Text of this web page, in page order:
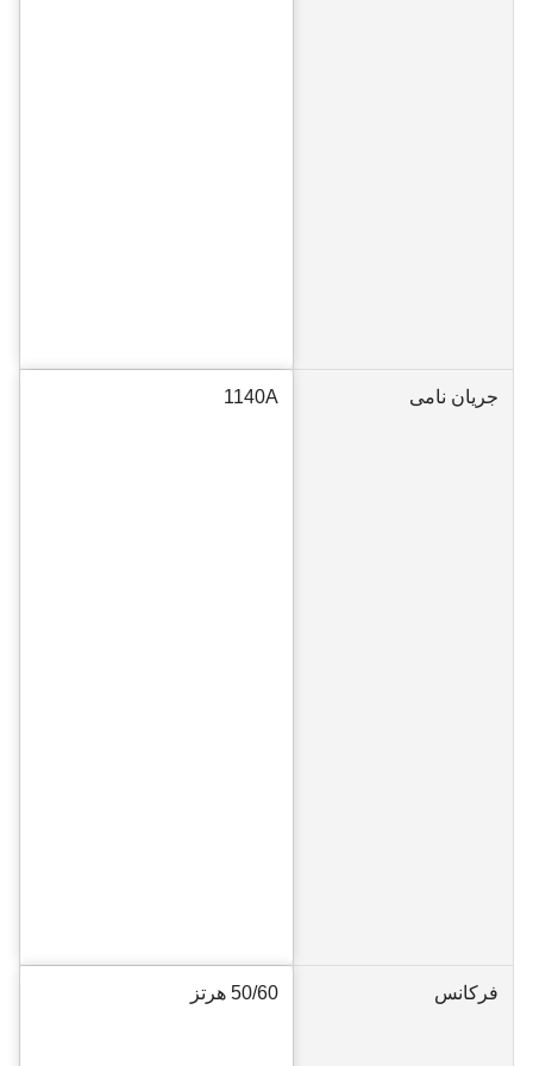
جریان نامی 1140A
فرکانس 50/60 هرتز